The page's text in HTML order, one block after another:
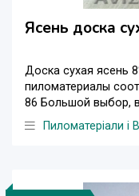
Ясень доска
Доска сухая ясень
пиломатериалы
86 Большой выбор,
Пиломатеріали і